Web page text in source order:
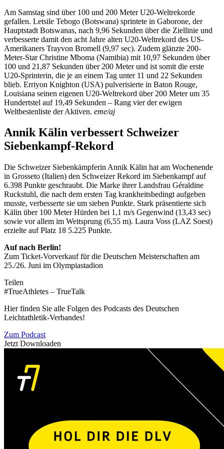
Am Samstag sind über 100 und 200 Meter U20-Weltrekorde
gefallen. Letsile Tebogo (Botswana) sprintete in Gaborone, der
Hauptstadt Botswanas, nach 9,96 Sekunden über die Ziellinie und
verbesserte damit den acht Jahre alten U20-Weltrekord des US-
Amerikaners Trayvon Bromell (9,97 sec). Zudem glänzte 200-
Meter-Star Christine Mboma (Namibia) mit 10,97 Sekunden über
100 und 21,87 Sekunden über 200 Meter und ist somit die erste
U20-Sprinterin, die je an einem Tag unter 11 und 22 Sekunden
blieb. Erriyon Knighton (USA) pulverisierte in Baton Rouge,
Louisiana seinen eigenen U20-Weltrekord über 200 Meter um 35
Hundertstel auf 19,49 Sekunden – Rang vier der ewigen
Weltbestenliste der Aktiven. eme/aj
Annik Kälin verbessert Schweizer
Siebenkampf-Rekord
Die Schweizer Siebenkämpferin Annik Kälin hat am Wochenende
in Grosseto (Italien) den Schweizer Rekord im Siebenkampf auf
6.398 Punkte geschraubt. Die Marke ihrer Landsfrau Géraldine
Ruckstuhl, die nach dem ersten Tag krankheitsbedingt aufgeben
musste, verbesserte sie um sieben Punkte. Stark präsentierte sich
Kälin über 100 Meter Hürden bei 1,1 m/s Gegenwind (13,43 sec)
sowie vor allem im Weitsprung (6,55 m). Laura Voss (LAZ Soest)
erzielte auf Platz 18 5.225 Punkte.
Auf nach Berlin!
Zum Ticket-Vorverkauf für die Deutschen Meisterschaften am
25./26. Juni im Olympiastadion
Teilen
#TrueAthletes – TrueTalk
Hier finden Sie alle Folgen des Podcasts des Deutschen
Leichtathletik-Verbandes!
Zum Podcast
Jetzt Downloaden